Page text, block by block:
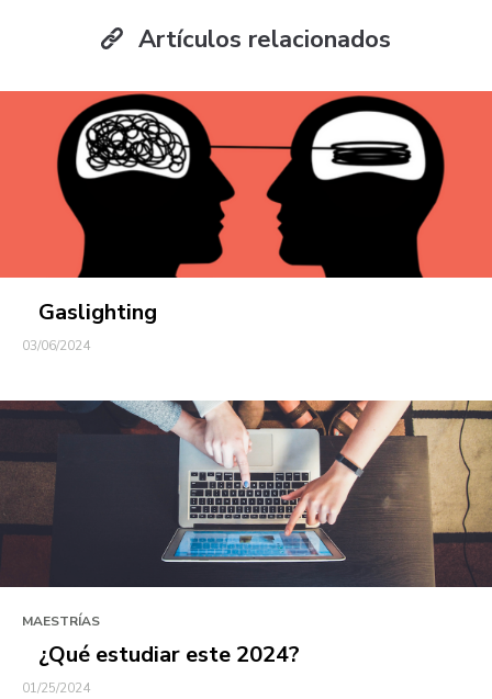
Artículos relacionados
Gaslighting
03/06/2024
MAESTRÍAS
¿Qué estudiar este 2024?
01/25/2024